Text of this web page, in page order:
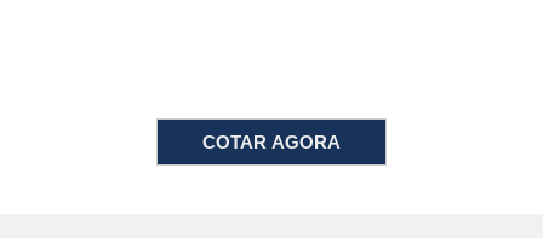
autoconserta e materiais que oferecem
eficiência energética. Assim, conhecer as
COTAR AGORA